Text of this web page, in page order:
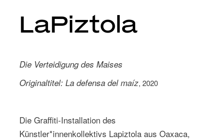
LaPiztola
Die Verteidigung des Maises
Originaltitel: La defensa del maíz, 2020
Die Graffiti-Installation des
Künstler*innenkollektivs Lapiztola aus Oaxaca,